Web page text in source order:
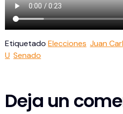
Etiquetado Elecciones Juan
U Senado
Deja un